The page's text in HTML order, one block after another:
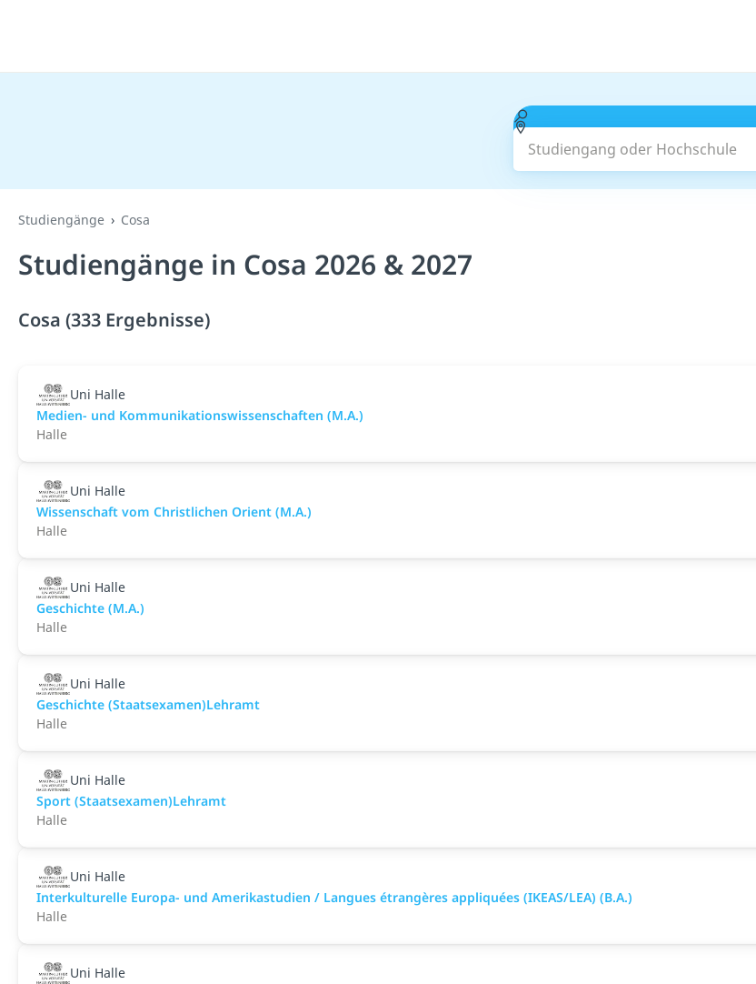
Studiengang oder Hochschule
Studiengänge Cosa
Studiengänge in Cosa 2026 & 2027
Cosa (333 Ergebnisse)
Uni Halle
Medien- und Kommunikationswissenschaften (M.A.)
Halle
Uni Halle
Wissenschaft vom Christlichen Orient (M.A.)
Halle
Uni Halle
Geschichte (M.A.)
Halle
Uni Halle
Geschichte (Staatsexamen)Lehramt
Halle
Uni Halle
Sport (Staatsexamen)Lehramt
Halle
Uni Halle
Interkulturelle Europa- und Amerikastudien / Langues étrangères appliquées (IKEAS/LEA) (B.A.)
Halle
Uni Halle